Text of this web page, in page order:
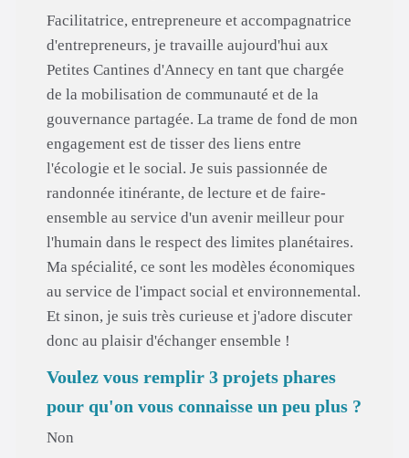
Facilitatrice, entrepreneure et accompagnatrice
d'entrepreneurs, je travaille aujourd'hui aux
Petites Cantines d'Annecy en tant que chargée
de la mobilisation de communauté et de la
gouvernance partagée. La trame de fond de mon
engagement est de tisser des liens entre
l'écologie et le social. Je suis passionnée de
randonnée itinérante, de lecture et de faire-
ensemble au service d'un avenir meilleur pour
l'humain dans le respect des limites planétaires.
Ma spécialité, ce sont les modèles économiques
au service de l'impact social et environnemental.
Et sinon, je suis très curieuse et j'adore discuter
donc au plaisir d'échanger ensemble !
Voulez vous remplir 3 projets phares
pour qu'on vous connaisse un peu plus ?
Non